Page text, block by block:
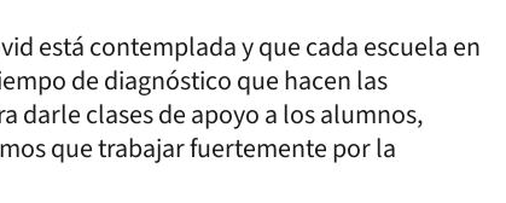
está contemplada y que cada escuela en
de diagnóstico que hacen las
darle clases de apoyo a los alumnos,
que trabajar fuertemente por la